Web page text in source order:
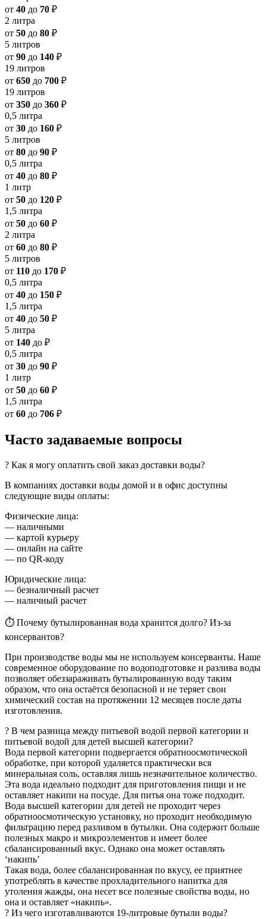
от 40 до 70 ₽
2 литра
от 50 до 80 ₽
5 литров
от 90 до 140 ₽
19 литров
от 650 до 700 ₽
19 литров
от 350 до 360 ₽
0,5 литра
от 30 до 160 ₽
5 литров
от 80 до 90 ₽
0,5 литра
от 40 до 80 ₽
1 литр
от 50 до 120 ₽
1,5 литра
от 50 до 60 ₽
2 литра
от 60 до 80 ₽
5 литров
от 110 до 170 ₽
0,5 литра
от 40 до 150 ₽
1,5 литра
от 40 до 50 ₽
5 литра
от 140 до ₽
0,5 литра
от 30 до 90 ₽
1 литр
от 50 до 60 ₽
1,5 литра
от 60 до 706 ₽
Часто задаваемые вопросы
? Как я могу оплатить свой заказ доставки воды?
В компаниях доставки воды домой и в офис доступны
следующие виды оплаты:
Физические лица:
— наличными
— картой курьеру
— онлайн на сайте
— по QR-коду
Юридические лица:
— безналичный расчет
— наличный расчет
⏱ Почему бутылированная вода хранится долго? Из-за
консервантов?
При производстве воды мы не используем консерванты. Наше
современное оборудование по водоподготовке и разлива воды
позволяет обеззараживать бутылированную воду таким
образом, что она остаётся безопасной и не теряет свои
химический состав на протяжении 12 месяцев после даты
изготовления.
? В чем разница между питьевой водой первой категории и
питьевой водой для детей высшей категории?
Вода первой категории подвергается обратноосмотической
обработке, при которой удаляется практически вся
минеральная соль, оставляя лишь незначительное количество.
Эта вода идеально подходит для приготовления пищи и не
оставляет накипи на посуде. Для питья она тоже подходит.
Вода высшей категории для детей не проходит через
обратноосмотическую установку, но проходит необходимую
фильтрацию перед разливом в бутылки. Она содержит больше
полезных макро и микроэлементов и имеет более
сбалансированный вкус. Однако она может оставлять
‘накипь’
Такая вода, более сбалансированная по вкусу, ее приятнее
употреблять в качестве прохладительного напитка для
утоления жажды, она несет все полезные свойства воды, но
она и оставляет «накипь».
? Из чего изготавливаются 19-литровые бутыли воды?